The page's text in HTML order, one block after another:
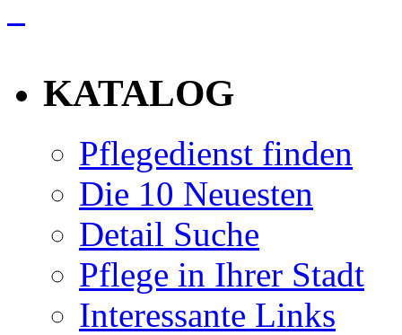
KATALOG
Pflegedienst finden
Die 10 Neuesten
Detail Suche
Pflege in Ihrer Stadt
Interessante Links